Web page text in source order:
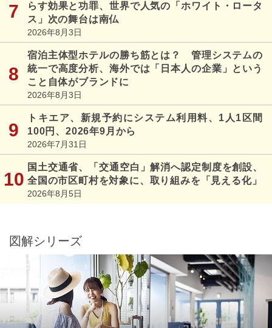
らす効果と功罪、世界で人気の「ホワイト・ロータ
ス」次の舞台は南仏
2026年8月3日
宿泊主体型ホテルの勝ち筋とは？ 管理システムの
統一で高度分析、海外では「日本人の企業」という
こと自体がブランドに
2026年8月3日
トキエア、新規予約にシステム利用料、1人1区間
100円、2026年9月から
2026年7月31日
国土交通省、「交通空白」解消へ認定制度を創設、
全国の市区町村を対象に、取り組みを「見える化」
2026年8月5日
図解シリーズ